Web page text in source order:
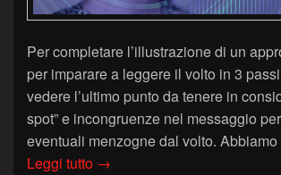
Per completare l’illustrazione di un
per imparare a leggere il volto in 3
vedere l’ultimo punto da tenere in
spot” e incongruenze nel messaggio
eventuali menzogne dal volto. Abbiamo
Leggi tutto Leggere il volto: hot spot e
→